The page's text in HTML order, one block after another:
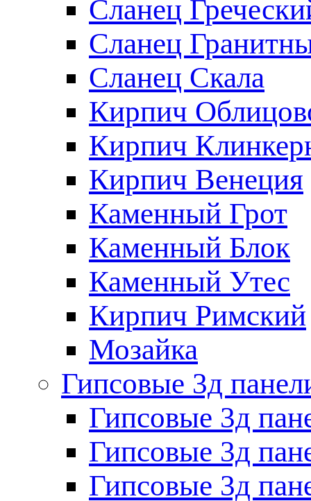
Сланец
Сланец
Сланец Скала
Кирпич
Кирпич
Кирпич Венеция
Каменный Грот
Каменный Блок
Каменный Утес
Кирпич Римский
Мозайка
Гипсовые 3д
Гипсовые 3д
Гипсовые 3д
Гипсовые 3д